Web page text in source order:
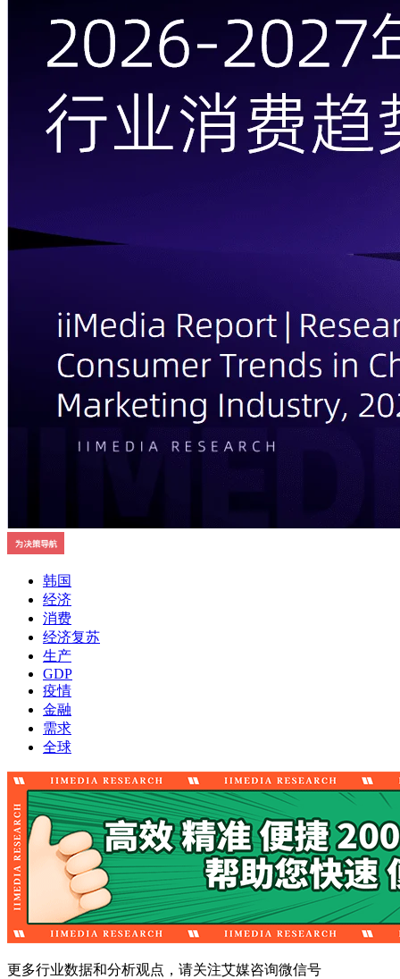
韩国
经济
消费
经济复苏
生产
GDP
疫情
金融
需求
全球
更多行业数据和分析观点，请关注艾媒咨询微信号